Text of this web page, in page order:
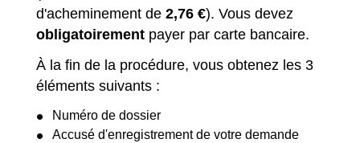
d'acheminement de 2,76 €). Vous devez
obligatoirement payer par carte bancaire.
À la fin de la procédure, vous obtenez les 3
éléments suivants :
Numéro de dossier
Accusé d'enregistrement de votre demande